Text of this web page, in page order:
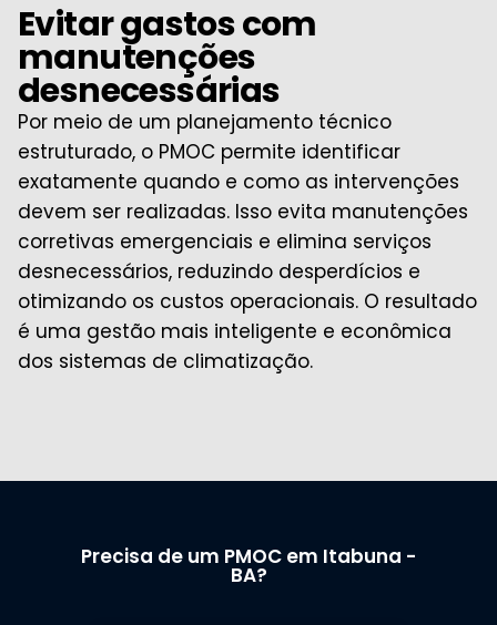
Evitar gastos com
manutenções
desnecessárias
Por meio de um planejamento técnico
estruturado, o PMOC permite identificar
exatamente quando e como as intervenções
devem ser realizadas. Isso evita manutenções
corretivas emergenciais e elimina serviços
desnecessários, reduzindo desperdícios e
otimizando os custos operacionais. O resultado
é uma gestão mais inteligente e econômica
dos sistemas de climatização.
Precisa de um PMOC em Itabuna -
BA?